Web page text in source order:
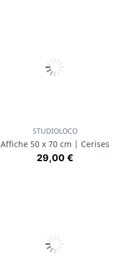
STUDIOLOCO
Affiche 50 x 70 cm | Cerises
Prix
29,00 €